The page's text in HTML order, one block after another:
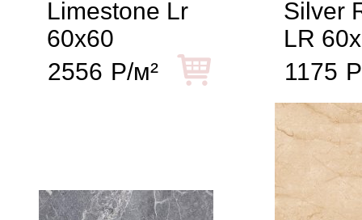
Limestone Lr
60x60
2556 Р/м²
Silver
LR
1175